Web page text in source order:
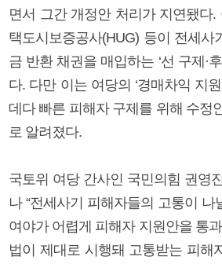
면서 그간 개정안 처리가 지연됐다
택도시보증공사(HUG) 등이 전세사
금 반환 채권을 매입하는 ‘선 구제·
다. 다만 이는 여당의 ‘경매차익 지
데다 빠른 피해자 구제를 위해 수정
로 알려졌다.
국토위 여당 간사인 국민의힘 권영
나 “전세사기 피해자들의 고통이 나
여야가 어렵게 피해자 지원안을 통
법이 제대로 시행돼 고통받는 피해